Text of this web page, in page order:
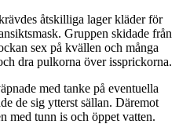
åtskilliga lager kläder för
Gruppen skidade från
sex på kvällen och många
dra pulkorna över issprickorna.
med tanke på eventuella
de sig ytterst sällan. Däremot
med tunn is och öppet vatten.